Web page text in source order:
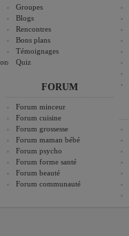
Groupes
Blogs
Rencontres
Bons plans
Témoignages
Quiz
FORUM
Forum minceur
Forum cuisine
Forum grossesse
Forum maman bébé
Forum psycho
Forum forme santé
Forum beauté
Forum communauté